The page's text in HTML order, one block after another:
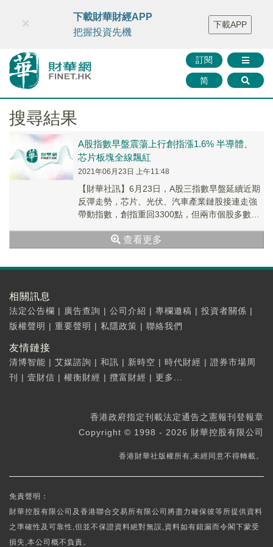
財華智庫網 FINTV FINMETA 財華證券 媒體矩陣
智庫沙龍
聯絡我們
訂閱
简
×
下載財華財經APP
把握投資先機
下載APP
搜尋結果
A股指數早盤震蕩上行創指漲1.6% 半導體、
芯片板塊全線飄紅
2021年06月23日 上午11:48
【財華社訊】6月23日，A股三指數早盤延續近期
反彈走勢，芯片、光伏、汽車產業鏈股接連走強
帶動指數，創指重回3300點，但兩市個股多數下
查看更多
相關訊息
法定公告欄 | 廣告查詢 | 公司介紹 | 專欄邀稿 | 投資者關係 |
版權聲明 | 重要聲明 | 私隱政策 | 聯絡我們
友情鏈接
清博智能 | 艾媒諮詢 | 和訊 | 新時空 | 時代財經 | 證券市場周
刊
| 壹財信 | 權衡財經 | 攬富財經 | 更多...
香港政府指定刊載法定通告之憲報刊登報章
Copyright © 1998 - 2026 財華控股有限公司
香港財華社版權所有,未經同意不得轉載。
免責聲明：
財華控股有限公司及香港聯合交易所有限公司將盡力確保彼等所提供資料
之準確性及可靠性,但並不保證資料絕對無誤,資料如有錯漏而令閣下蒙受
損失,本公司概不負責。